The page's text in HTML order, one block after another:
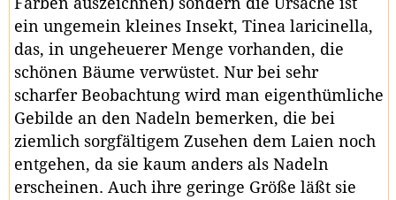
ein ungemein kleines Insekt, Tinea laricinella,
das, in ungeheuerer Menge vorhanden, die
schönen Bäume verwüstet. Nur bei sehr
scharfer Beobachtung wird man eigenthümliche
Gebilde an den Nadeln bemerken, die bei
ziemlich sorgfältigem Zusehen dem Laien noch
entgehen, da sie kaum anders als Nadeln
erscheinen. Auch ihre geringe Größe läßt sie